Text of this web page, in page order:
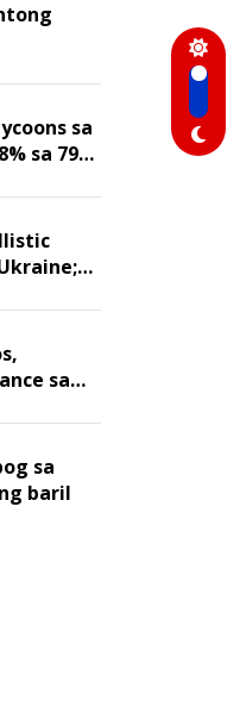
sa
sa 79
sa
sa
baril